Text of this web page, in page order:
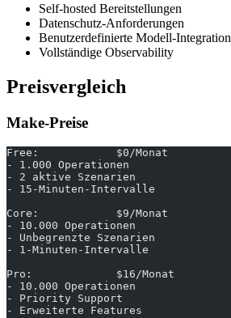
Self-hosted Bereitstellungen
Datenschutz-Anforderungen
Benutzerdefinierte Modell-Integration
Vollständige Observability
Preisvergleich
Make-Preise
Free:            $0/Monat
- 1.000 Operationen
- 2 aktive Szenarien
- 15-Minuten-Intervalle
Core:            $9/Monat
- 10.000 Operationen
- Unbegrenzte Szenarien
- 1-Minuten-Intervalle
Pro:             $16/Monat
- 10.000 Operationen
- Priority Support
- Erweiterte Features